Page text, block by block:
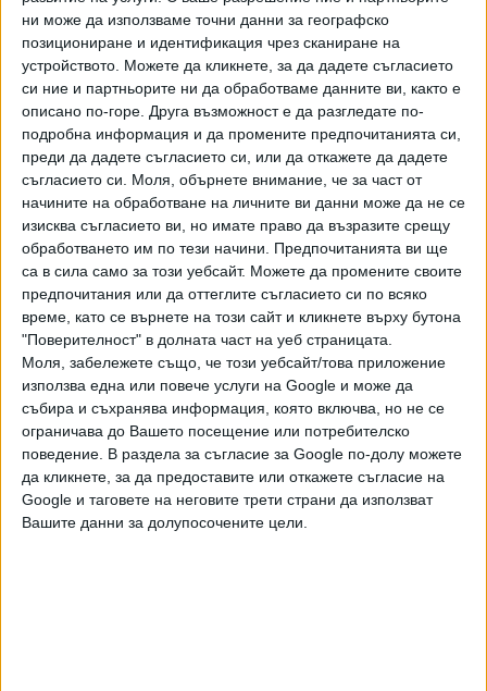
ни може да използваме точни данни за географско
позициониране и идентификация чрез сканиране на
устройството. Можете да кликнете, за да дадете съгласието
си ние и партньорите ни да обработваме данните ви, както е
описано по-горе. Друга възможност е да разгледате по-
подробна информация и да промените предпочитанията си,
преди да дадете съгласието си, или да откажете да дадете
съгласието си. Моля, обърнете внимание, че за част от
начините на обработване на личните ви данни може да не се
изисква съгласието ви, но имате право да възразите срещу
обработването им по тези начини. Предпочитанията ви ще
са в сила само за този уебсайт. Можете да промените своите
предпочитания или да оттеглите съгласието си по всяко
време, като се върнете на този сайт и кликнете върху бутона
"Поверителност" в долната част на уеб страницата.
Моля, забележете също, че този уебсайт/това приложение
използва една или повече услуги на Google и може да
събира и съхранява информация, която включва, но не се
ограничава до Вашето посещение или потребителско
поведение. В раздела за съгласие за Google по-долу можете
да кликнете, за да предоставите или откажете съгласие на
Google и таговете на неговите трети страни да използват
Вашите данни за долупосочените цели.
недоказали се терористи и слабаци с очила.
"Трябват ни сериозни хора като Пеевски или в краен
случай Бойко Борисов, поне знаем, че от тях нещо
зависи - преценяват енергетиците. - А Денков да дойде
да преговаряме в тунела на тъмно" - поканиха го
разгневените трудови колективи.
Един въглищар заяви особена позиция по политическите
въпроси.
"Аз не съм енергетиква, повече ми харесват искрите в
копейките", загатна нещо за Искра Михайлова
въглищарят.
https://chitanka.info/text/4200-apostolyt-v-
premezhdie